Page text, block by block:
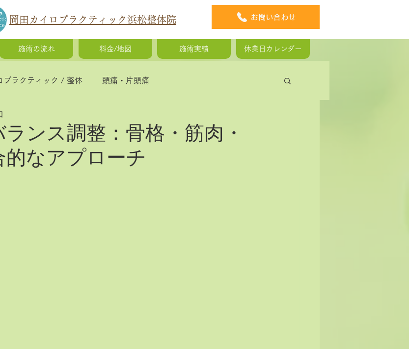
岡田カイロプラクティック浜松整体院 お問い合わせ
施術の流れ 料金/地図 施術実績 休業日カレンダー
プラクティック / 整体 頭痛・片頭痛
・側弯症・姿勢の歪み
・体調不良 O脚矯正・X脚矯正
ンス調整：骨格・筋肉・
的なアプローチ